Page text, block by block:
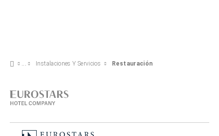
Instalaciones Y Servicios Restauración